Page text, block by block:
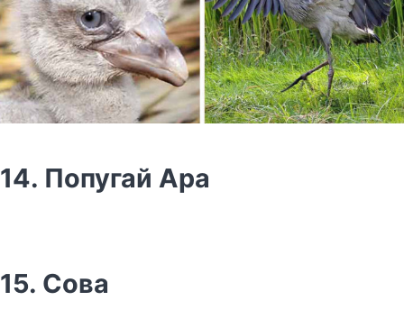
14. Попугай Ара
15. Сова